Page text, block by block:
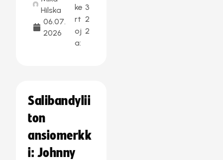
Hilska
06.07.
2026
ke
rt
oj
a:
3
2
2
Salibandylii
ton
ansiomerkk
i: Johnny